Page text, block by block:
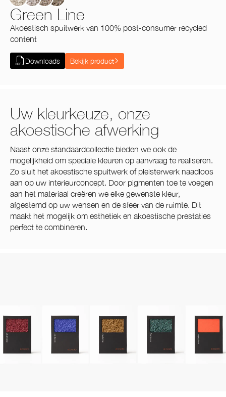
Green Line
Akoestisch spuitwerk van 100% post-consumer recycled
content
Downloads Bekijk product
Uw kleurkeuze, onze
akoestische afwerking
Naast onze standaardcollectie bieden we ook de
mogelijkheid om speciale kleuren op aanvraag te realiseren.
Zo sluit het akoestische spuitwerk of pleisterwerk naadloos
aan op uw interieurconcept. Door pigmenten toe te voegen
aan het materiaal creëren we elke gewenste kleur,
afgestemd op uw wensen en de sfeer van de ruimte. Dit
maakt het mogelijk om esthetiek en akoestische prestaties
perfect te combineren.